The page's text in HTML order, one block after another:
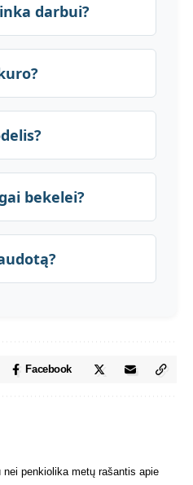
darbui?
bekelei?
Facebook
penkiolika metų rašantis apie